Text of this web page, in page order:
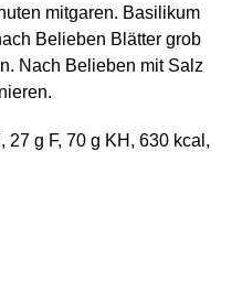
mitgaren. Basilikum
Belieben Blätter grob
Nach Belieben mit Salz
27 g F, 70 g KH, 630 kcal,